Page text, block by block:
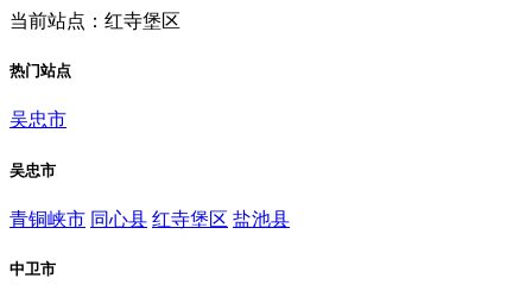
当前站点：红寺堡区
热门站点
吴忠市
吴忠市
青铜峡市 同心县 红寺堡区 盐池县
中卫市